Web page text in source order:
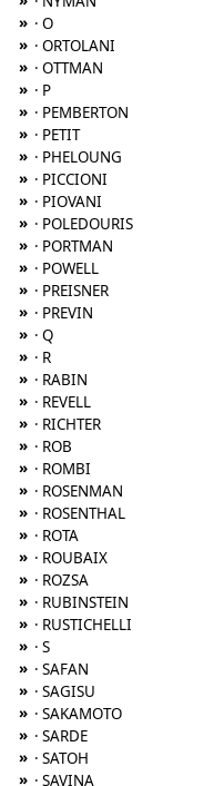
» · O
» · ORTOLANI
» · OTTMAN
» · P
» · PEMBERTON
» · PETIT
» · PHELOUNG
» · PICCIONI
» · PIOVANI
» · POLEDOURIS
» · PORTMAN
» · POWELL
» · PREISNER
» · PREVIN
» · Q
» · R
» · RABIN
» · REVELL
» · RICHTER
» · ROB
» · ROMBI
» · ROSENMAN
» · ROSENTHAL
» · ROTA
» · ROUBAIX
» · ROZSA
» · RUBINSTEIN
» · RUSTICHELLI
» · S
» · SAFAN
» · SAGISU
» · SAKAMOTO
» · SARDE
» · SATOH
» · SAVINA